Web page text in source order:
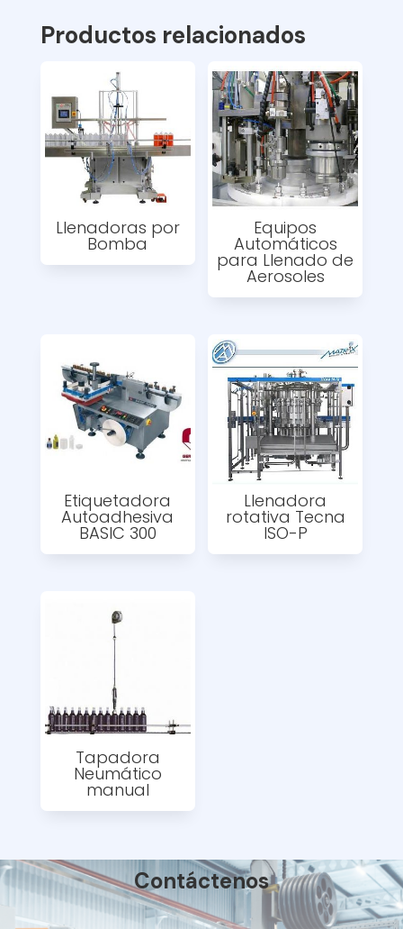
Productos relacionados
Llenadoras por
Bomba
Equipos
Automáticos
para Llenado de
Aerosoles
Etiquetadora
Autoadhesiva
BASIC 300
Llenadora
rotativa Tecna
ISO-P
Tapadora
Neumático
manual
Contáctenos